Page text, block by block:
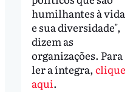
humilhantes à vida
e sua diversidade",
dizem as
organizações. Para
ler a íntegra, clique
aqui.